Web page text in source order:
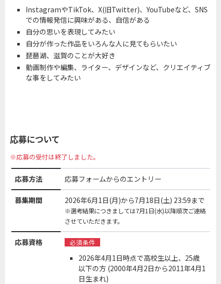
InstagramやTikTok、X(旧Twitter)、YouTubeなど、SNS
での情報発信に興味がある、自信がある
自分の思いを表現してみたい
自分が作った作品をいろんな人に見てもらいたい
琵琶湖、滋賀のことが大好き
動画制作や編集、ライター、デザインなど、クリエイティブ
な事をしてみたい
応募について
※応募の受付は終了しました。
応募方法 応募フォームからのエントリー
募集期間 2026年6月1日(月)から7月18日(土) 23:59まで
※選考結果につきましては7月1日(水)以降順次ご連絡
させていただきます。
応募資格 必須条件
2026年4月1日時点で高校生以上、25歳
以下の方 (2000年4月2日から2011年4月1
日生まれ)